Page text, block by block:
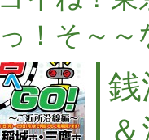
！そ～～